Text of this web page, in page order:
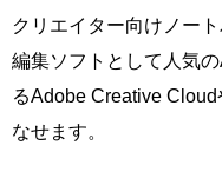
クリエイター向けノー
編集ソフトとして人気
るAdobe Creative
なせます。